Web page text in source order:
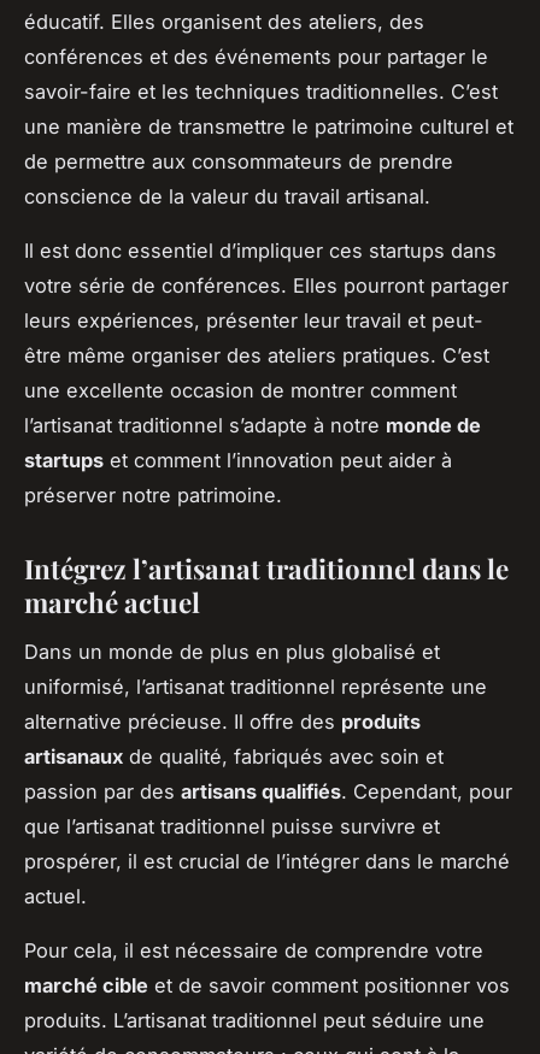
éducatif. Elles organisent des ateliers, des
conférences et des événements pour partager le
savoir-faire et les techniques traditionnelles. C’est
une manière de transmettre le patrimoine culturel et
de permettre aux consommateurs de prendre
conscience de la valeur du travail artisanal.
Il est donc essentiel d’impliquer ces startups dans
votre série de conférences. Elles pourront partager
leurs expériences, présenter leur travail et peut-
être même organiser des ateliers pratiques. C’est
une excellente occasion de montrer comment
l’artisanat traditionnel s’adapte à notre monde de
startups et comment l’innovation peut aider à
préserver notre patrimoine.
Intégrez l’artisanat traditionnel dans le
marché actuel
Dans un monde de plus en plus globalisé et
uniformisé, l’artisanat traditionnel représente une
alternative précieuse. Il offre des produits
artisanaux de qualité, fabriqués avec soin et
passion par des artisans qualifiés. Cependant, pour
que l’artisanat traditionnel puisse survivre et
prospérer, il est crucial de l’intégrer dans le marché
actuel.
Pour cela, il est nécessaire de comprendre votre
marché cible et de savoir comment positionner vos
produits. L’artisanat traditionnel peut séduire une